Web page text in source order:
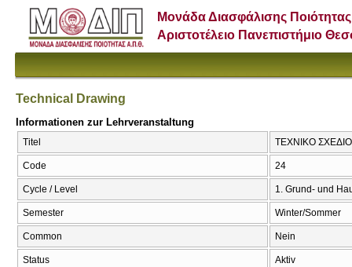
Μονάδα Διασφάλισης Ποιότητας
Αριστοτέλειο Πανεπιστήμιο
Technical Drawing
Informationen zur Lehrveranstaltung
Titel ΤΕΧΝΙΚΟ
Code 24
Cycle / Level 1. Grund- und
Semester Winter/Sommer
Common Nein
Status Aktiv